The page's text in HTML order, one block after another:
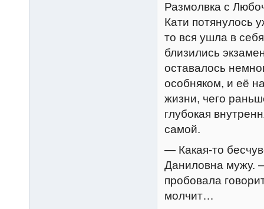
Размолвка с
Кати потянулось
то вся ушла в
близились
оставалось
особняком, и её
жизни, чего
глубокая
самой.
— Какая-то
Даниловна мужу.
пробовала
молчит…